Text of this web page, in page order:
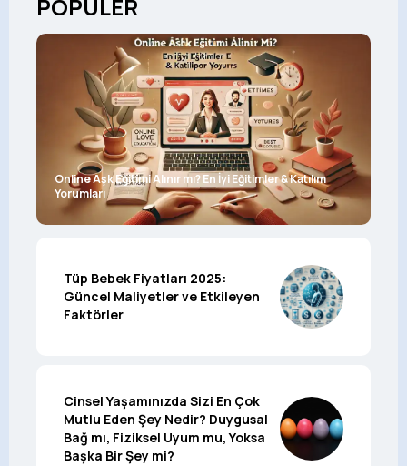
POPÜLER
Online Aşk Eğitimi Alınır mı? En İyi Eğitimler & Katılım
Yorumları
Tüp Bebek Fiyatları 2025:
Güncel Maliyetler ve Etkileyen
Faktörler
Cinsel Yaşamınızda Sizi En Çok
Mutlu Eden Şey Nedir? Duygusal
Bağ mı, Fiziksel Uyum mu, Yoksa
Başka Bir Şey mi?